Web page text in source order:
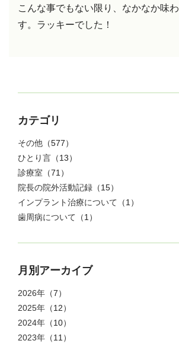
こんな事でもない限り、なかなか味
す。 ラッキーでした！
カテゴリ
その他 （577）
ひとり言 （13）
診療室 （71）
院長の院外活動記録 （15）
インプラント治療について （1）
歯周病について （1）
月別アーカイブ
2026年 （7）
2025年 （12）
2024年 （10）
2023年 （11）